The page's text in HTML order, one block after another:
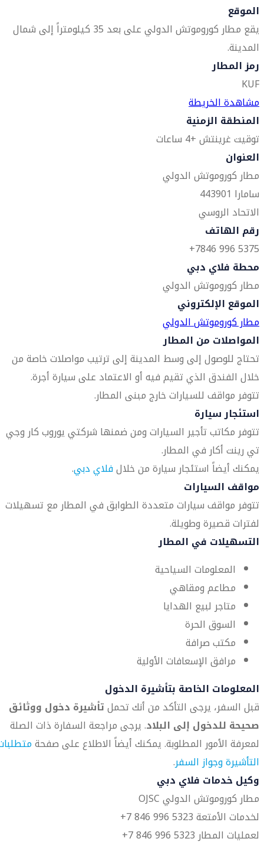
الموقع
يقع مطار كوروموتش الدولي على بعد 35 كيلومتراً إلى شمال
المدينة.
رمز المطار
KUF
مشاهدة الخريطة
المنطقة الزمنية
توقيت غرينتش +4 ساعات
العنوان
مطار كوروموتش الدولي
سامارا 443901
الاتحاد الروسي
رقم الهاتف
5375 996 7846+
محطة فلاي دبي
مطار كوروموتش الدولي
الموقع الإلكتروني
مطار كوروموتش الدولي
المواصلات من المطار
تحتاج للوصول إلى وسط المدينة إلى ترتيب مواصلات خاصة من
خلال الفندق الذي تقيم فيه أو الاعتماد على سيارة أجرة.
تتوفر مواقف للسيارات خارج مبنى المطار.
استئجار سيارة
تتوفر مكاتب تأجير السيارات ومن ضمنها شركتي يوروب كار وجي
تي رينت أكار في المطار.
يمكنك أيضاً استئجار سيارة من خلالفلاي دبي.
مواقف السيارات
تتوفر مواقف سيارات متعددة الطوابق في المطار مع تسهيلات
لفترات قصيرة وطويلة.
التسهيلات في المطار
المعلومات السياحية
مطاعم ومقاهي
متاجر لبيع الهدايا
السوق الحرة
مكتب صرافة
مرافق الإسعافات الأولية
المعلومات الخاصة بتأشيرة الدخول
قبل السفر، يرجى التأكد من أنك تحملتأشيرة دخول ووثائق
صحيحة للدخول إلى البلاد. يرجى مراجعة السفارة ذات الصلة
لمعرفة الأمور المطلوبة. يمكنك أيضاً الاطلاع على صفحة
التأشيرة وجواز السفر.
وكيل خدمات فلاي دبي
مطار كوروموتش الدولي OJSC
لخدمات الأمتعة 5323 996 846 7+
لعمليات المطار 5323 996 846 7+